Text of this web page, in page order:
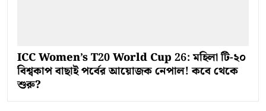
ICC Women’s T20 World Cup 26: মহিলা টি-২০
বিশ্বকাপ বাছাই পর্বের আয়োজক নেপাল! কবে থেকে
শুরু?